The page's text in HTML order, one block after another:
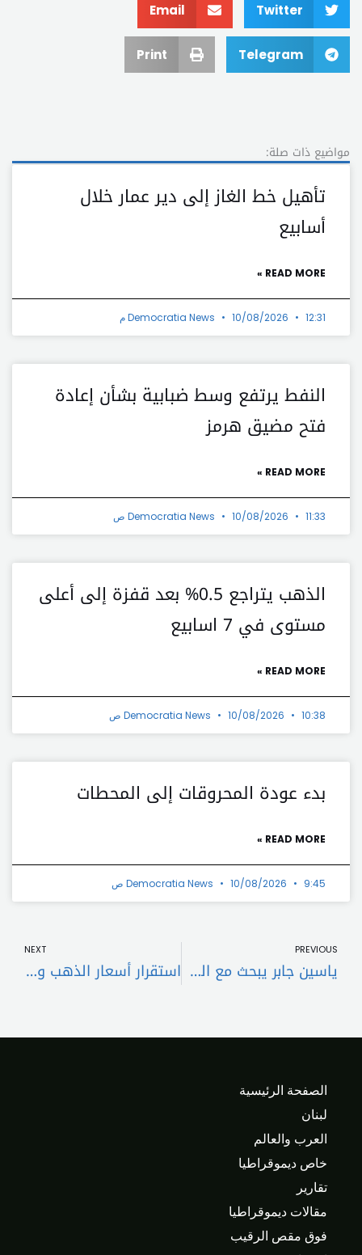
Twitter
Email
Telegram
Print
مواضيع ذات صلة:
تأهيل خط الغاز إلى دير عمار خلال
أسابيع
READ MORE »
Democratia News 10/08/2026 12:31 م
النفط يرتفع وسط ضبابية بشأن إعادة
فتح مضيق هرمز
READ MORE »
Democratia News 10/08/2026 11:33 ص
الذهب يتراجع 0.5% بعد قفزة إلى أعلى
مستوى في 7 اسابيع
READ MORE »
Democratia News 10/08/2026 10:38 ص
بدء عودة المحروقات إلى المحطات
READ MORE »
Democratia News 10/08/2026 9:45 ص
PREVIOUS
ياسين جابر يبحث مع السفير المصري والإعمار الأوروبي الأوضاع المالية والإصلاحات
NEXT
استقرار أسعار الذهب وسط ترقب تطورات الشرق الأوسط
الصفحة الرئيسية
لبنان
العرب والعالم
خاص ديموقراطيا
تقارير
مقالات ديموقراطيا
فوق مقص الرقيب